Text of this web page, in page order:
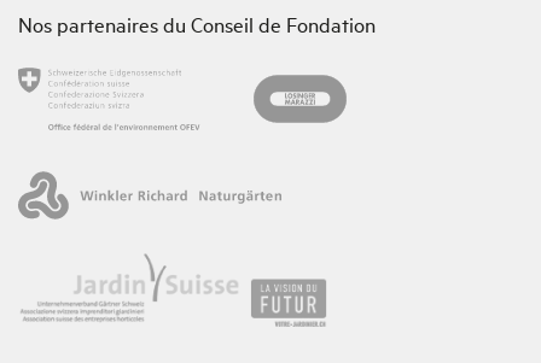
Nos partenaires du Conseil de Fondation